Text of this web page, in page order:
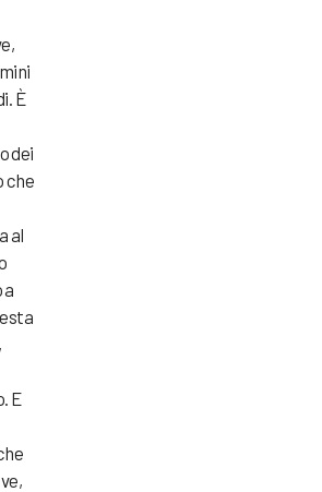
È
dei
che
al
a
E